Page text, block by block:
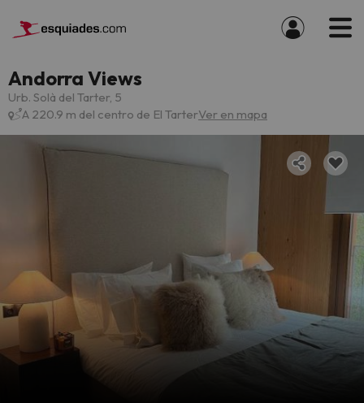
Andorra Views
Urb. Solà del Tarter, 5
A 220.9 m del centro de El TarterVer en mapa